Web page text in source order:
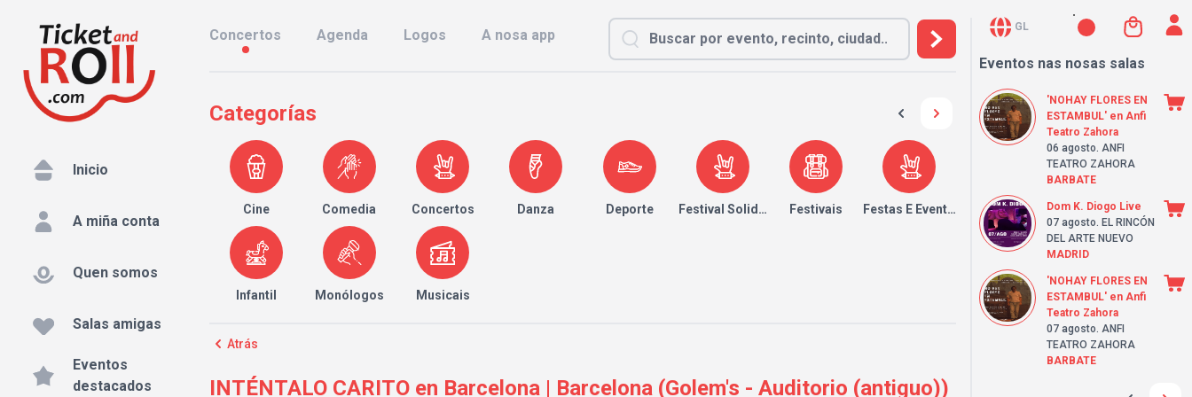
Inicio
A miña conta
Quen somos
Salas amigas
Eventos
destacados
Concertos Agenda Logos A nosa app
Categorías
Cine Comedia Concertos Danza Deporte Festival Solidario Festivais Festas E Eventos
Infantil Monólogos Musicais
Atrás
INTÉNTALO CARITO en Barcelona | Barcelona (Golem's - Auditorio (antiguo))
GL
Eventos nas nosas salas
'NOHAY FLORES EN
ESTAMBUL' en Anfi
Teatro Zahora
06 agosto. ANFI
TEATRO ZAHORA
BARBATE
Dom K. Diogo Live
07 agosto. EL RINCÓN
DEL ARTE NUEVO
MADRID
'NOHAY FLORES EN
ESTAMBUL' en Anfi
Teatro Zahora
07 agosto. ANFI
TEATRO ZAHORA
BARBATE